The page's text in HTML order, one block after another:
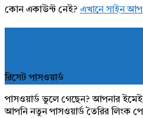
কোন একাউন্ট নেই? এখানে সাইন
রিসেট পাসওয়ার্ড
পাসওয়ার্ড ভুলে গেছেন? আপনার
আপনি নতুন পাসওয়ার্ড তৈরির লিংক